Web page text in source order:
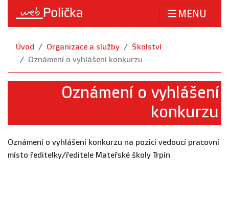
MENU
Úvod Organizace a služby
Školství
Oznámení o vyhlášení konkurzu
Oznámení o vyhlášení
konkurzu
Oznámení o vyhlášení konkurzu na pozici vedoucí pracovní
místo ředitelky/ředitele Mateřské školy Trpín